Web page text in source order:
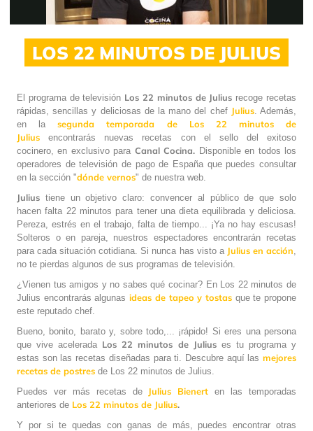
LOS 22 MINUTOS DE JULIUS
El programa de televisión Los 22 minutos de Julius recoge recetas
rápidas, sencillas y deliciosas de la mano del chef Julius. Además,
en lasegunda temporada de Los 22 minutos de
Julius encontrarás nuevas recetas con el sello del exitoso
cocinero, en exclusivo para Canal Cocina. Disponible en todos los
operadores de televisión de pago de España que puedes consultar
en la sección "dónde vernos" de nuestra web.
Julius tiene un objetivo claro: convencer al público de que solo
hacen falta 22 minutos para tener una dieta equilibrada y deliciosa.
Pereza, estrés en el trabajo, falta de tiempo... ¡Ya no hay escusas!
Solteros o en pareja, nuestros espectadores encontrarán recetas
para cada situación cotidiana. Si nunca has visto a Julius en acción
no te pierdas algunos de sus programas de televisión.
¿Vienen tus amigos y no sabes qué cocinar? En Los 22 minutos de
Julius encontrarás algunasideas de tapeo y tostasque te propone
este reputado chef.
Bueno, bonito, barato y, sobre todo,... ¡rápido! Si eres una persona
que vive acelerada Los 22 minutos de Juliuses tu programa y
estas son las recetas diseñadas para ti. Descubre aquí las mejores
recetas de postres de Los 22 minutos de Julius.
Puedes ver más recetas de
Julius Bienert en las temporadas
anteriores de Los 22 minutos de Julius.
Y por si te quedas con ganas de más, puedes encontrar otras